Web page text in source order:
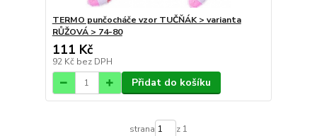
TERMO punčocháče vzor TUČŇÁK > varianta
RŮŽOVÁ > 74-80
111 Kč
92 Kč bez DPH
Přidat do košíku
strana z 1